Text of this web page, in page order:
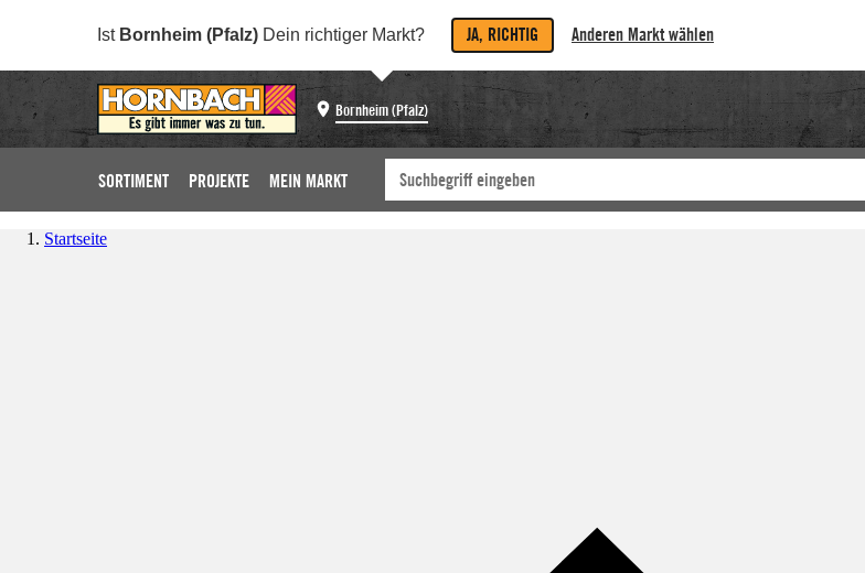
Ist Bornheim (Pfalz) Dein richtiger Markt? JA, RICHTIG Anderen Markt wählen
Bornheim (Pfalz)
SORTIMENT PROJEKTE MEIN MARKT
Startseite